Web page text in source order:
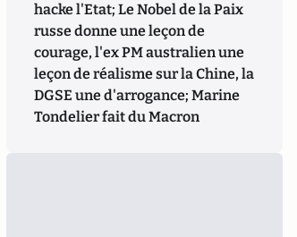
hacke l'Etat; Le Nobel de la Paix
russe donne une leçon de
courage, l'ex PM australien une
leçon de réalisme sur la Chine, la
DGSE une d'arrogance; Marine
Tondelier fait du Macron